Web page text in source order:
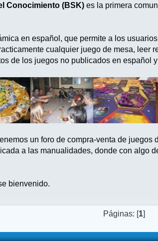
Conocimiento (BSK) es la primera
en español, que permite a los
cualquier juego de mesa, leer
de los juegos no publicados en español
un foro de compra-venta de
a las manualidades, donde con algo
bienvenido.
Páginas: [1]